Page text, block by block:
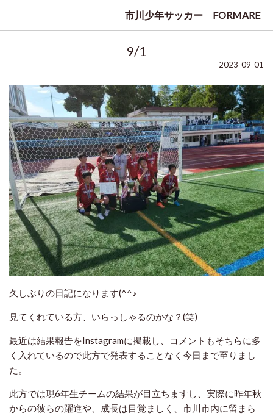
市川少年サッカー FORMARE
9/1
2023-09-01
久しぶりの日記になります(^^♪
見てくれている方、いらっしゃるのかな？(笑)
最近は結果報告をInstagramに掲載し、コメントもそちらに多
く入れているので此方で発表することなく今日まで至りまし
た。
此方では現6年生チームの結果が目立ちますし、実際に昨年秋
からの彼らの躍進や、成長は目覚ましく、市川市内に留まら